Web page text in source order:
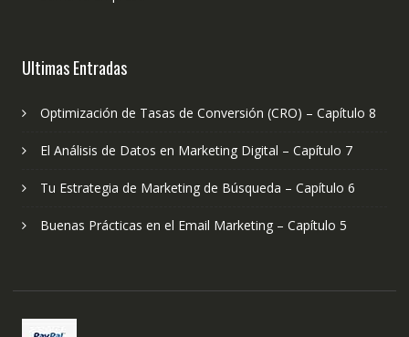
Ultimas Entradas
Optimización de Tasas de Conversión (CRO) – Capítulo 8
El Análisis de Datos en Marketing Digital – Capítulo 7
Tu Estrategia de Marketing de Búsqueda – Capítulo 6
Buenas Prácticas en el Email Marketing – Capítulo 5